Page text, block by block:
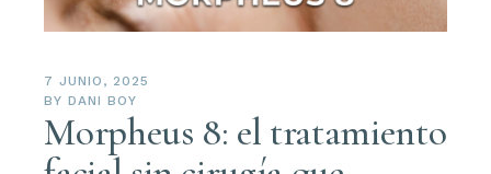
7 JUNIO, 2025
BY DANI BOY
Morpheus 8: el tratamiento